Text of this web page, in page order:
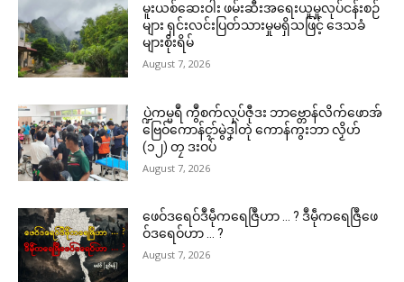
မူးယစ်ဆေးဝါး ဖမ်းဆီးအရေးယူမှုလုပ်ငန်းစဉ်
များ ရှင်းလင်းပြတ်သားမှုမရှိသဖြင့် ဒေသခံ
များစိုးရိမ်
August 7, 2026
ပ္ဍဲကမ္မရဳ ကွဳစက်လုပ်ဇီုဒး ဘာဗ္တောန်လိက်ဖောအ်
ဗြေဝ်ကောန်ၚာ်မွဲဒၞါဲတုဲ ကောန်ကွးဘာ လၟိဟ်
(၁၂) တၠ ဒးဝပ်
August 7, 2026
ဖေဝ်ဒရေဝ်ဒဳမဵုကရေဇြဳဟာ … ? ဒဳမဵုကရေဇြဳဖေ
ဝ်ဒရေဝ်ဟာ … ?
August 7, 2026